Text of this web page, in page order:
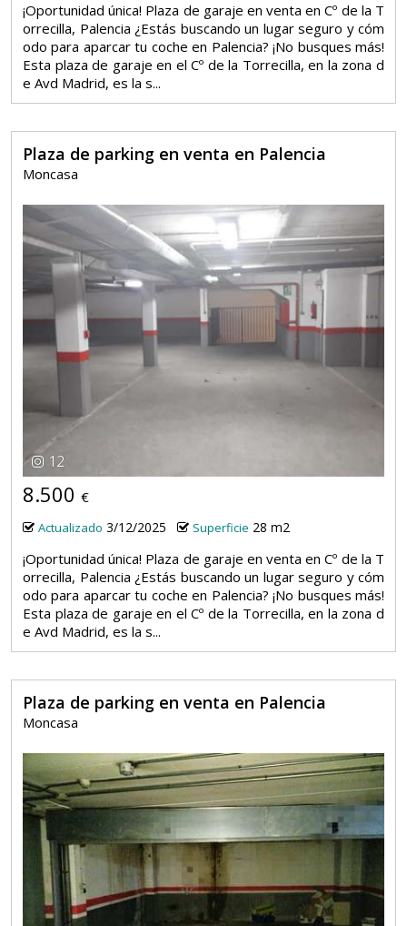
¡Oportunidad única! Plaza de garaje en venta en Cº de la T
orrecilla, Palencia ¿Estás buscando un lugar seguro y cóm
odo para aparcar tu coche en Palencia? ¡No busques más!
Esta plaza de garaje en el Cº de la Torrecilla, en la zona d
e Avd Madrid, es la s...
Plaza de parking en venta en Palencia
Moncasa
12
8.500 €
Actualizado 3/12/2025 Superficie 28 m2
¡Oportunidad única! Plaza de garaje en venta en Cº de la T
orrecilla, Palencia ¿Estás buscando un lugar seguro y cóm
odo para aparcar tu coche en Palencia? ¡No busques más!
Esta plaza de garaje en el Cº de la Torrecilla, en la zona d
e Avd Madrid, es la s...
Plaza de parking en venta en Palencia
Moncasa